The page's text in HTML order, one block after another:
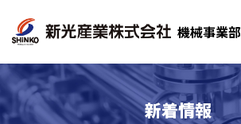
機械事業部
新着情報